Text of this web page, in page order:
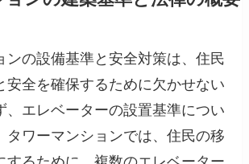
ンの設備基準と安全対策は、住民
安全を確保するために欠かせない
、エレベーターの設置基準につい
タワーマンションでは、住民の移